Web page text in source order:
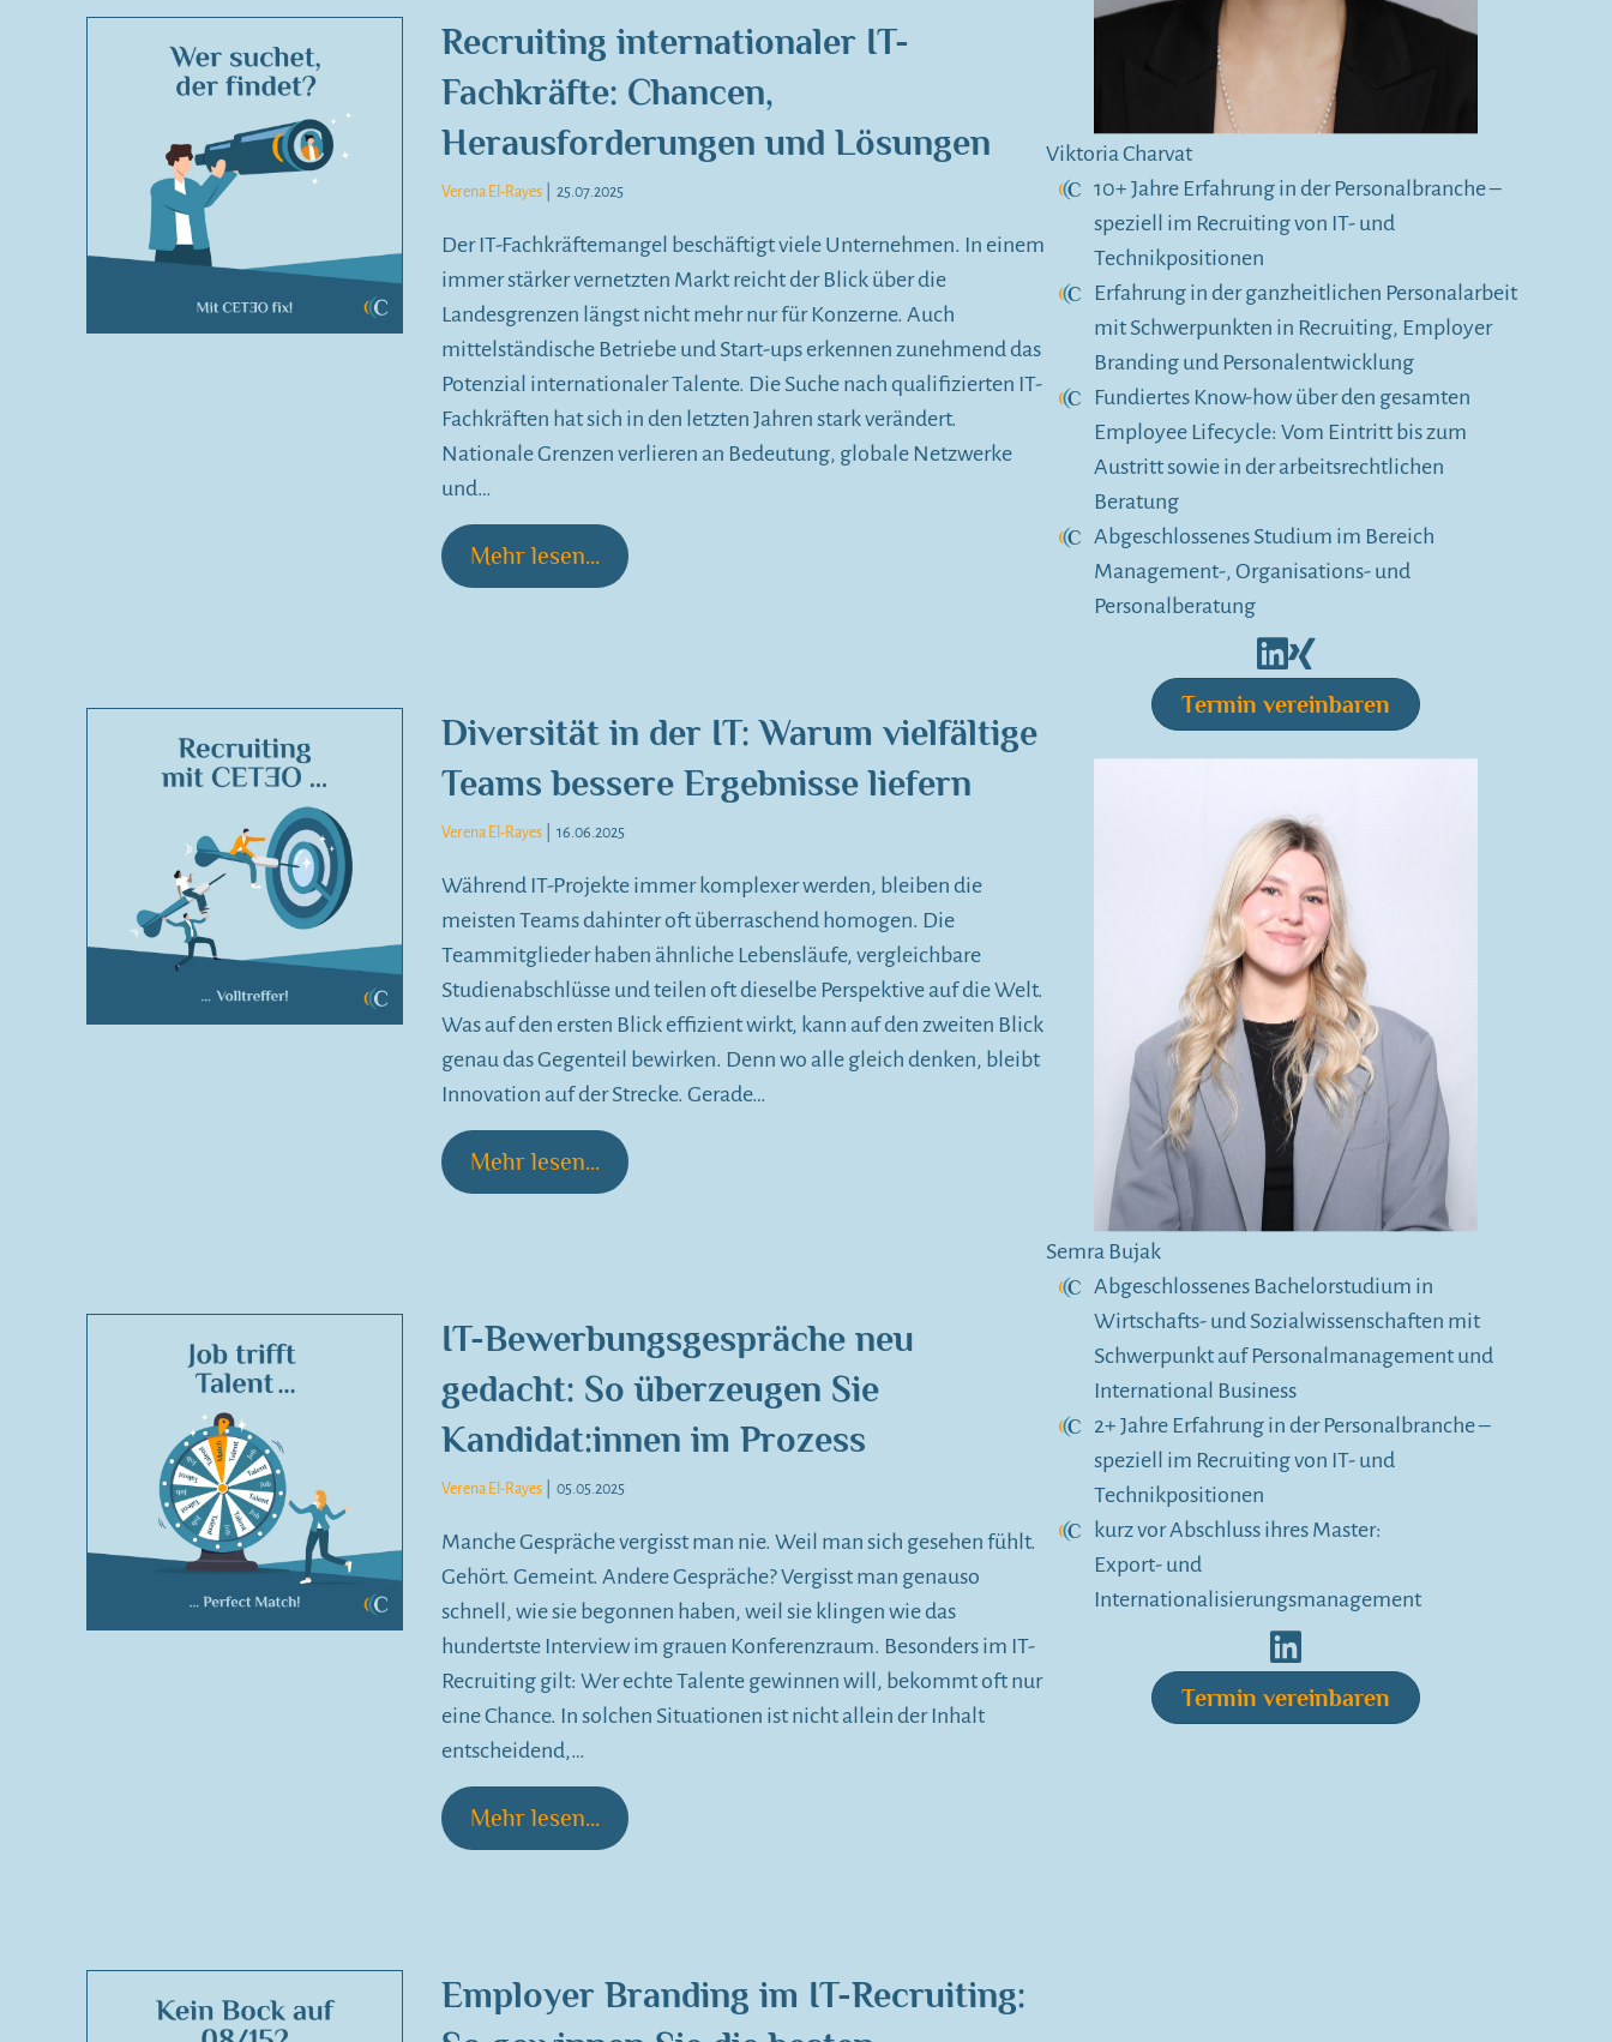
Recruiting internationaler IT-
Fachkräfte: Chancen,
Herausforderungen und Lösungen
Verena El-Rayes 25.07.2025
Der IT-Fachkräftemangel beschäftigt viele Unternehmen. In einem
immer stärker vernetzten Markt reicht der Blick über die
Landesgrenzen längst nicht mehr nur für Konzerne. Auch
mittelständische Betriebe und Start-ups erkennen zunehmend das
Potenzial internationaler Talente. Die Suche nach qualifizierten IT-
Fachkräften hat sich in den letzten Jahren stark verändert.
Nationale Grenzen verlieren an Bedeutung, globale Netzwerke
und…
Mehr lesen...
Diversität in der IT: Warum vielfältige
Teams bessere Ergebnisse liefern
Verena El-Rayes 16.06.2025
Während IT-Projekte immer komplexer werden, bleiben die
meisten Teams dahinter oft überraschend homogen. Die
Teammitglieder haben ähnliche Lebensläufe, vergleichbare
Studienabschlüsse und teilen oft dieselbe Perspektive auf die Welt.
Was auf den ersten Blick effizient wirkt, kann auf den zweiten Blick
genau das Gegenteil bewirken. Denn wo alle gleich denken, bleibt
Innovation auf der Strecke. Gerade…
Mehr lesen...
IT-Bewerbungsgespräche neu
gedacht: So überzeugen Sie
Kandidat:innen im Prozess
Verena El-Rayes 05.05.2025
Manche Gespräche vergisst man nie. Weil man sich gesehen fühlt.
Gehört. Gemeint. Andere Gespräche? Vergisst man genauso
schnell, wie sie begonnen haben, weil sie klingen wie das
hundertste Interview im grauen Konferenzraum. Besonders im IT-
Recruiting gilt: Wer echte Talente gewinnen will, bekommt oft nur
eine Chance. In solchen Situationen ist nicht allein der Inhalt
entscheidend,…
Mehr lesen...
Employer Branding im IT-Recruiting:
Viktoria Charvat
10+ Jahre Erfahrung in der Personalbranche –
speziell im Recruiting von IT- und
Technikpositionen
Erfahrung in der ganzheitlichen Personalarbeit
mit Schwerpunkten in Recruiting, Employer
Branding und Personalentwicklung
Fundiertes Know-how über den gesamten
Employee Lifecycle: Vom Eintritt bis zum
Austritt sowie in der arbeitsrechtlichen
Beratung
Abgeschlossenes Studium im Bereich
Management-, Organisations- und
Personalberatung
Termin vereinbaren
Semra Bujak
Abgeschlossenes Bachelorstudium in
Wirtschafts- und Sozialwissenschaften mit
Schwerpunkt auf Personalmanagement und
International Business
2+ Jahre Erfahrung in der Personalbranche –
speziell im Recruiting von IT- und
Technikpositionen
kurz vor Abschluss ihres Master:
Export- und
Internationalisierungsmanagement
Termin vereinbaren